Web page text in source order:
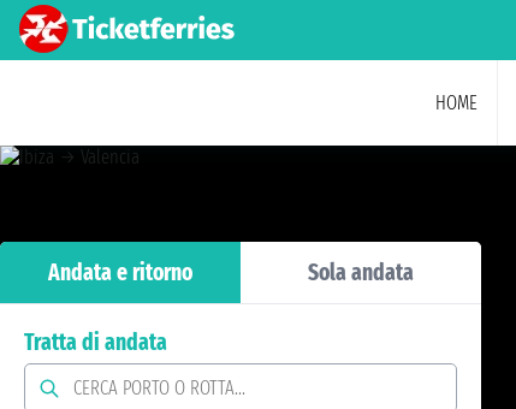
HOME
Andata e ritorno Sola andata
Tratta di andata